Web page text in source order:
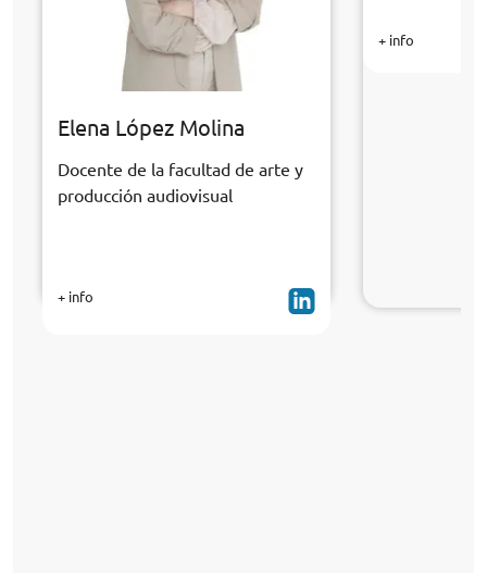
Elena López Molina
Docente de la facultad de arte y
producción audiovisual
+ info
+ info